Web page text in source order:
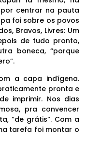
por centrar na pauta
foi sobre os povos
Bravos, Livres: Um
de tudo pronto,
boneca, “porque
a capa indígena.
pronta e
imprimir. Nos dias
pra convencer
“de grátis”. Com a
tarefa foi montar o